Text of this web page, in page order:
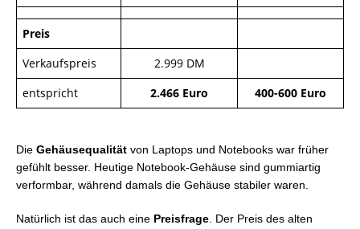
Preis
Verkaufspreis
2.999 DM
entspricht
2.466 Euro 400-600 Euro
Die Gehäusequalität von Laptops und Notebooks war früher
gefühlt besser. Heutige Notebook-Gehäuse sind gummiartig
verformbar, während damals die Gehäuse stabiler waren.
Natürlich ist das auch eine Preisfrage . Der Preis des alten